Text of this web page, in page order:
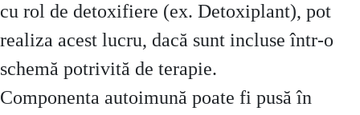
cu rol de detoxifiere (ex. Detoxiplant), pot
realiza acest lucru, dacă sunt incluse într-o
schemă potrivită de terapie.
Componenta autoimună poate fi pusă în